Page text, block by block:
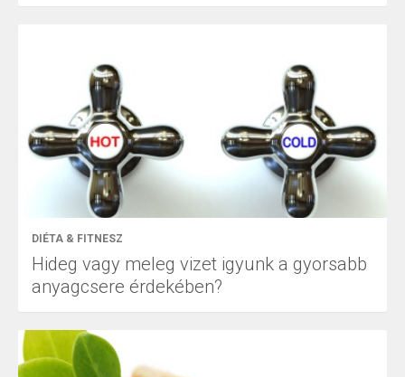
DIÉTA & FITNESZ
Hideg vagy meleg vizet igyunk a gyorsabb
anyagcsere érdekében?